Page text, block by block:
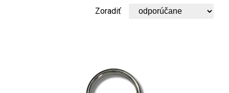
Zoradiť